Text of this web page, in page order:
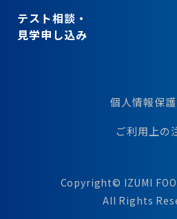
テスト相談・
見学申し込み
個人情報保
ご利用上の
Copyright© IZUMI
All Rights